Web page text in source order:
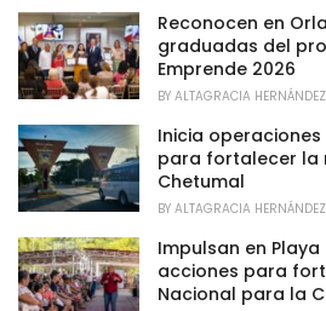
o
r
i
e
:
Reconocen en
graduadas del
Emprende 2026
BY ALTAGRACIA HERNÁNDEZ
Inicia
para fortalecer la
Chetumal
BY ALTAGRACIA HERNÁNDEZ
Impulsan en
acciones para
Nacional para la